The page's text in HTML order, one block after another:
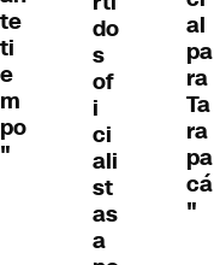
te
ti
e
m
po
"
do
s
of
i
ci
ali
st
as
a
al
pa
ra
Ta
ra
pa
cá
"